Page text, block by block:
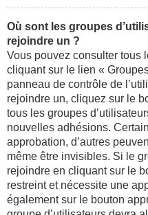
Où sont les groupes
rejoindre un ?
Vous pouvez consulter tous
cliquant sur le lien «
panneau de contrôle de
rejoindre un, cliquez sur le
tous les groupes
nouvelles adhésions.
approbation, d’autres
même être invisibles. Si le
rejoindre en cliquant sur le
restreint et nécessite une
également sur le bouton